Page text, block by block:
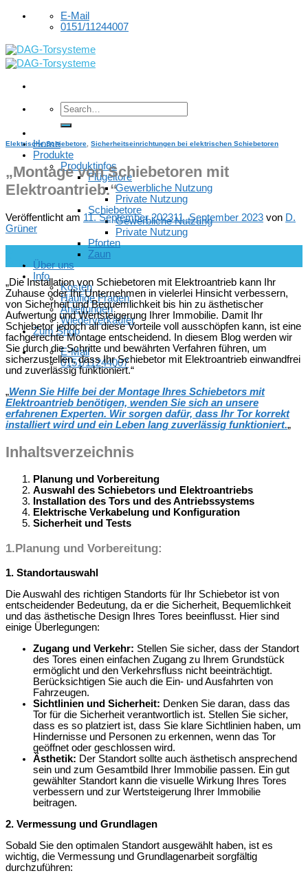
Skip
E-Mail
0151/11244007
Home
Produkte
Produktinfos
Flügeltore
Gewerbliche Nutzung
Private Nutzung
Schiebetore
Gewerbliche Nutzung
Private Nutzung
Pforten
Zaun
Über uns
Info
Kosten
Häufige Fragen
Anleitungen
Wiederverkäufer
Zum Shop
E-Mail
0151/11244007
Elektrische Schiebetore Sicherheitseinrichtungen bei elektrischen Schiebetoren
„Montage von Schiebetoren mit
Elektroantrieb.“
Veröffentlicht am 11. September 202311. September 2023 von D.
Grüner
„Die Installation von Schiebetoren mit Elektroantrieb kann Ihr
Zuhause oder Ihr Unternehmen in vielerlei Hinsicht verbessern,
von Sicherheit und Bequemlichkeit bis hin zu ästhetischer
Aufwertung und Wertsteigerung Ihrer Immobilie. Damit Ihr
Schiebetor jedoch all diese Vorteile voll ausschöpfen kann, ist eine
fachgerechte Montage entscheidend. In diesem Blog werden wir
Sie durch die Schritte und bewährten Verfahren führen, um
sicherzustellen, dass Ihr Schiebetor mit Elektroantrieb einwandfrei
und zuverlässig funktioniert.“
„Wenn Sie Hilfe bei der Montage Ihres Schiebetors mit
Elektroantrieb benötigen, wenden Sie sich an unsere
erfahrenen Experten. Wir sorgen dafür, dass Ihr Tor korrekt
installiert wird und ein Leben lang zuverlässig funktioniert.„
Inhaltsverzeichnis
Planung und Vorbereitung
Auswahl des Schiebetors und Elektroantriebs
Installation des Tors und des Antriebssystems
Elektrische Verkabelung und Konfiguration
Sicherheit und Tests
1.Planung und Vorbereitung:
1. Standortauswahl
Die Auswahl des richtigen Standorts für Ihr Schiebetor ist von
entscheidender Bedeutung, da er die Sicherheit, Bequemlichkeit
und das ästhetische Design Ihres Tores beeinflusst. Hier sind
einige Überlegungen:
Zugang und Verkehr: Stellen Sie sicher, dass der Standort
des Tores einen einfachen Zugang zu Ihrem Grundstück
ermöglicht und den Verkehrsfluss nicht beeinträchtigt.
Berücksichtigen Sie auch die Ein- und Ausfahrten von
Fahrzeugen.
Sichtlinien und Sicherheit: Denken Sie daran, dass das
Tor für die Sicherheit verantwortlich ist. Stellen Sie sicher,
dass es so platziert ist, dass Sie klare Sichtlinien haben, um
Hindernisse und Personen zu erkennen, wenn das Tor
geöffnet oder geschlossen wird.
Ästhetik: Der Standort sollte auch ästhetisch ansprechend
sein und zum Gesamtbild Ihrer Immobilie passen. Ein gut
gewählter Standort kann die visuelle Wirkung Ihres Tores
verbessern und zur Wertsteigerung Ihrer Immobilie
beitragen.
2. Vermessung und Grundlagen
Sobald Sie den optimalen Standort ausgewählt haben, ist es
wichtig, die Vermessung und Grundlagenarbeit sorgfältig
durchzuführen: